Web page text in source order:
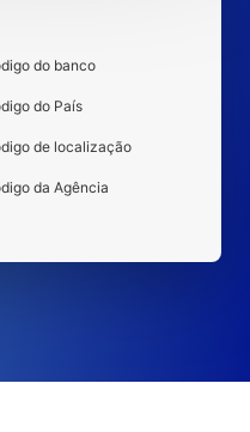
do banco
do País
de localização
da Agência